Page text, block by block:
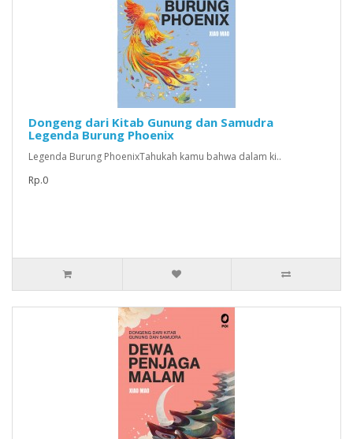
Dongeng dari Kitab Gunung dan Samudra
Legenda Burung Phoenix
Legenda Burung PhoenixTahukah kamu bahwa dalam ki..
Rp.0